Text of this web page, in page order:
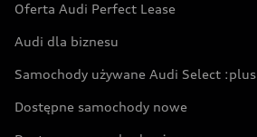
Oferta Audi Perfect Lease
Audi dla biznesu
Samochody używane Audi Select :plus
Dostępne samochody nowe